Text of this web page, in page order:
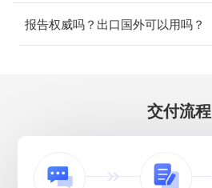
报告权威吗？出口国外可以用吗？
交付流程